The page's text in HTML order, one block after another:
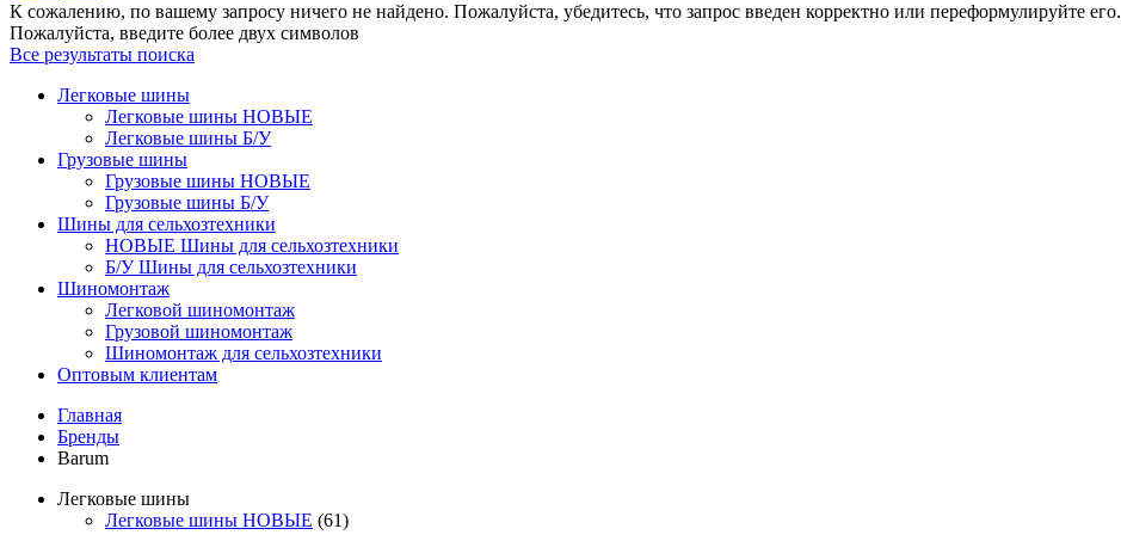
К сожалению, по вашему запросу ничего не найдено. Пожалуйста, убедитесь, что запрос введен корректно или переформулируйте его.
Пожалуйста, введите более двух символов
Все результаты поиска
Легковые шины
Легковые шины НОВЫЕ
Легковые шины Б/У
Грузовые шины
Грузовые шины НОВЫЕ
Грузовые шины Б/У
Шины для сельхозтехники
НОВЫЕ Шины для сельхозтехники
Б/У Шины для сельхозтехники
Шиномонтаж
Легковой шиномонтаж
Грузовой шиномонтаж
Шиномонтаж для сельхозтехники
Оптовым клиентам
Главная
Бренды
Barum
Легковые шины
Легковые шины НОВЫЕ (61)